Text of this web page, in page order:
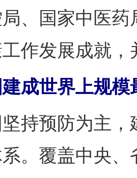
、国家中医药
工作发展成就
世界上规模
预防为主，
。覆盖中央